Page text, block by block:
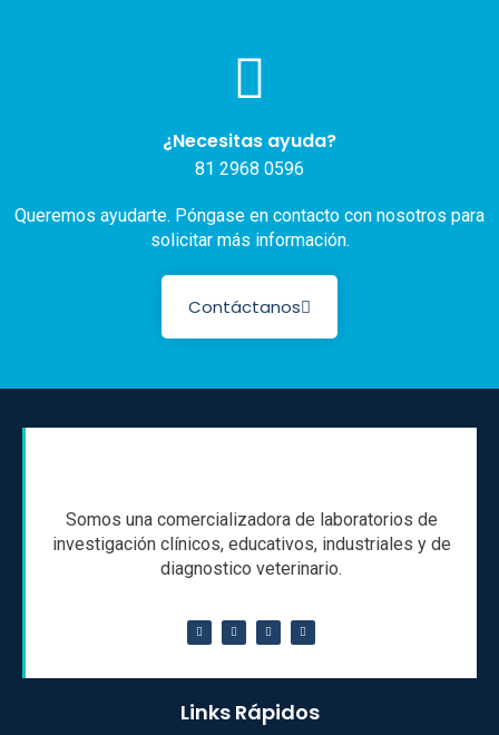
¿Necesitas ayuda?
81 2968 0596
Queremos ayudarte. Póngase en contacto con nosotros para
solicitar más información.
Contáctanos
Somos una comercializadora de laboratorios de
investigación clínicos, educativos, industriales y de
diagnostico veterinario.
Links Rápidos